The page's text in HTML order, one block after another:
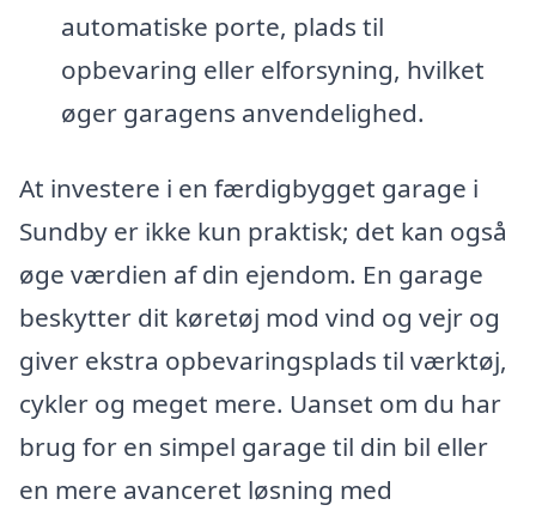
automatiske porte, plads til
opbevaring eller elforsyning, hvilket
øger garagens anvendelighed.
At investere i en færdigbygget garage i
Sundby er ikke kun praktisk; det kan også
øge værdien af din ejendom. En garage
beskytter dit køretøj mod vind og vejr og
giver ekstra opbevaringsplads til værktøj,
cykler og meget mere. Uanset om du har
brug for en simpel garage til din bil eller
en mere avanceret løsning med